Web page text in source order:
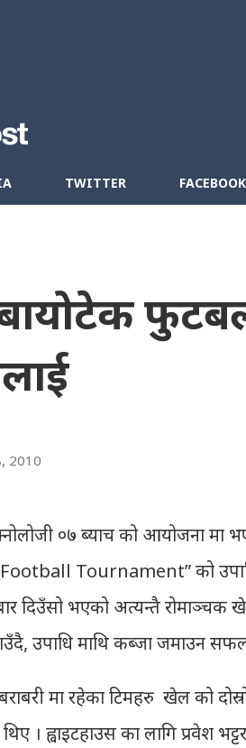
TWITTER FACEBOOK
2010
०७ ब्याच को आयोजना
Tournament” को
दिउँसो भएको अत्यन्तै रोमाञ्चक
उपाधि माथि कब्जा जमाउन
मा रहेका टिमहरु खेल को
। ह्वाइटहाउस का लागि प्रवेश